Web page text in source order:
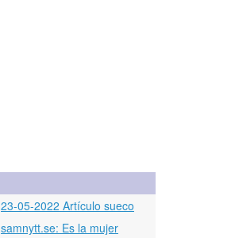
23-05-2022 Artículo sueco
samnytt.se: Es la mujer